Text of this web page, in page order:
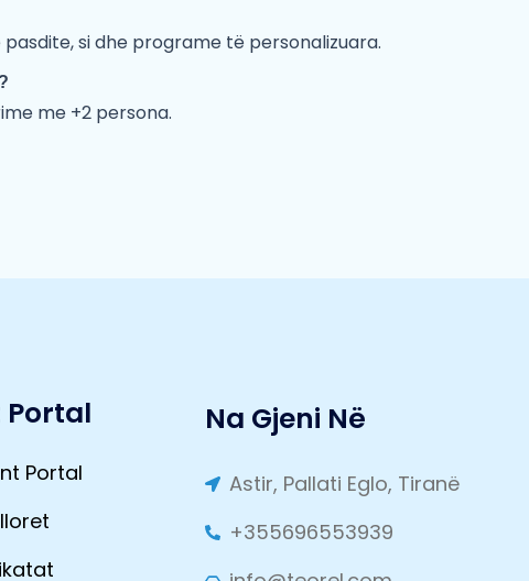
si dhe programe të personalizuara.
me +2 persona.
Portal
Na Gjeni Në
Astir, Pallati Eglo, Tiranë
+355696553939